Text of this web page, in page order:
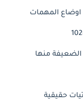
اوضاع المهمات
منها
حقيقية